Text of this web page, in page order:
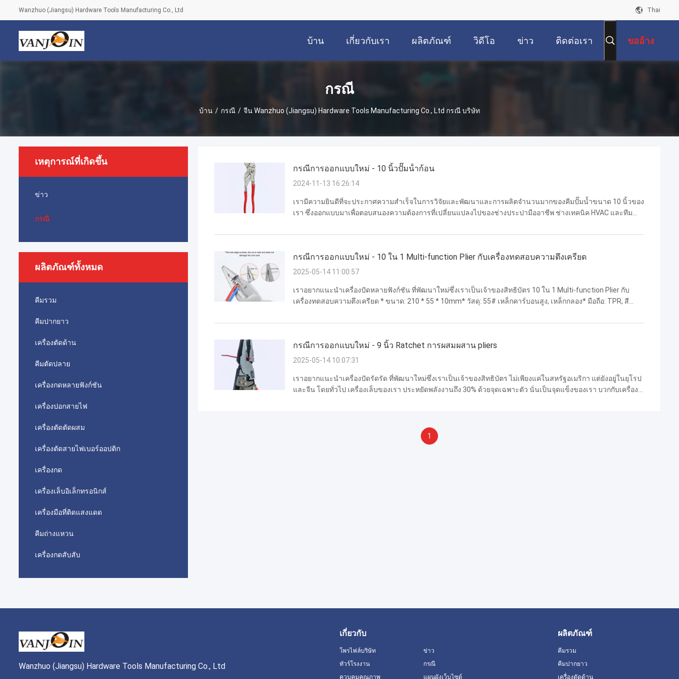
Wanzhuo (Jiangsu) Hardware Tools Manufacturing Co., Ltd Thai
บ้าน เกี่ยวกับเรา ผลิตภัณฑ์ วิดีโอ ข่าว ติดต่อเรา ขออ้าง
กรณี
บ้าน / กรณี / จีน Wanzhuo (Jiangsu) Hardware Tools Manufacturing Co., Ltd กรณี บริษัท
เหตุการณ์ที่เกิดขึ้น
ข่าว
กรณี
ผลิตภัณฑ์ทั้งหมด
คีมรวม
คีมปากยาว
เครื่องตัดด้าน
คีมตัดปลาย
เครื่องกดหลายฟังก์ชัน
เครื่องปอกสายไฟ
เครื่องตัดตัดผสม
เครื่องตัดสายไฟเบอร์ออปติก
เครื่องกด
เครื่องเล็บอิเล็กทรอนิกส์
เครื่องมือที่ติดแสงแดด
คีมถ่างแหวน
เครื่องกดสับสับ
กรณีการออกแบบใหม่ - 10 นิ้วปั๊มน้ําก้อน
2024-11-13 16:26:14
เรามีความยินดีที่จะประกาศความสำเร็จในการวิจัยและพัฒนาและการผลิตจำนวนมากของคีมปั๊มน้ำขนาด 10 นิ้วของ
เรา ซึ่งออกแบบมาเพื่อตอบสนองความต้องการที่เปลี่ยนแปลงไปของช่างประปามืออาชีพ ช่างเทคนิค HVAC และทีม
ในก...
กรณีการออกแบบใหม่ - 10 ใน 1 Multi-function Plier กับเครื่องทดสอบความตึงเครียด
2025-05-14 11:00:57
เราอยากแนะนําเครื่องปัดหลายฟังก์ชัน ที่พัฒนาใหม่ซึ่งเราเป็นเจ้าของสิทธิบัตร 10 ใน 1 Multi-function Plier กับ
เครื่องทดสอบความตึงเครียด * ขนาด: 210 * 55 * 10mm* วัสดุ: 55# เหล็กคาร์บอนสูง, เหล็กกลอง* มือถือ: TPR, สี
กรณีการออกแบบใหม่ - 9 นิ้ว Ratchet การผสมผสาน pliers
2025-05-14 10:07:31
เราอยากแนะนําเครื่องปัดรัดรัด ที่พัฒนาใหม่ซึ่งเราเป็นเจ้าของสิทธิบัตร ไม่เพียงแค่ในสหรัฐอเมริกา แต่ยังอยู่ในยุโรป
และจีน โดยทั่วไป เครื่องเล็บของเรา ประหยัดพลังงานถึง 30% ด้วยจุดเฉพาะตัว นั่นเป็นจุดแข็งของเรา บวกกับเครื่อง
1
Wanzhuo (Jiangsu) Hardware Tools Manufacturing Co., Ltd
เกี่ยวกับ
โพรไฟล์บริษัท
ทัวร์โรงงาน
ควบคุมคุณภาพ
ข่าว
กรณี
แผนผังเว็บไซต์
ผลิตภัณฑ์
คีมรวม
คีมปากยาว
เครื่องตัดด้าน